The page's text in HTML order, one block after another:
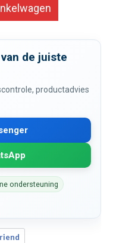
de juiste
productadvies
ondersteuning